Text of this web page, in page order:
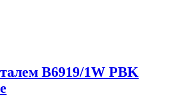
B6919/1W PBK